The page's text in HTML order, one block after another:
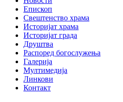
Епископ
Свештенство храма
Историјат храма
Историјат града
Друштва
Распоред богослужења
Галерија
Мултимедија
Линкови
Контакт